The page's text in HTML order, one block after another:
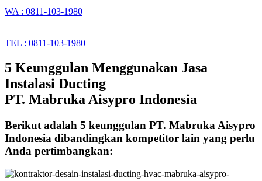
WA : 0811-103-1980
TEL : 0811-103-1980
5 Keunggulan Menggunakan Jasa
Instalasi Ducting
PT. Mabruka Aisypro Indonesia
Berikut adalah 5 keunggulan PT. Mabruka Aisypro
Indonesia dibandingkan kompetitor lain yang perlu
Anda pertimbangkan: